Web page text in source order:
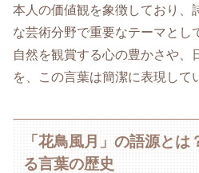
本人の価値観を象徴しており、
な芸術分野で重要なテーマとし
自然を観賞する心の豊かさや、
を、この言葉は簡潔に表現して
「花鳥風月」の語源とは
る言葉の歴史